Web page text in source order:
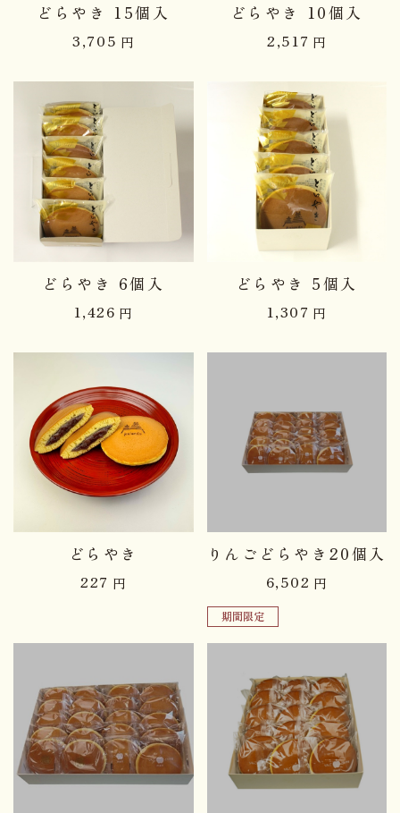
どらやき 15個入
3,705 円
どらやき 10個入
2,517 円
どらやき 6個入
1,426 円
どらやき 5個入
1,307 円
どらやき
227 円
品切れ中
りんごどらやき20個入
6,502 円
期間限定